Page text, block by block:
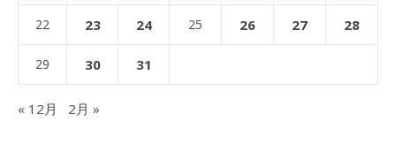
22 23 24 25 26 27 28
29 30 31
« 12月 2月 »